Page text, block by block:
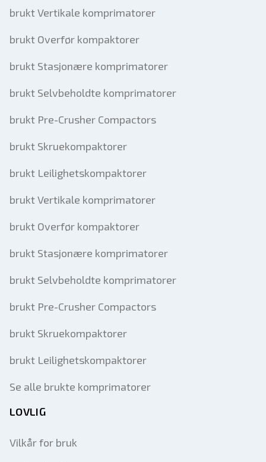
brukt Vertikale komprimatorer
brukt Overfør kompaktorer
brukt Stasjonære komprimatorer
brukt Selvbeholdte komprimatorer
brukt Pre-Crusher Compactors
brukt Skruekompaktorer
brukt Leilighetskompaktorer
brukt Vertikale komprimatorer
brukt Overfør kompaktorer
brukt Stasjonære komprimatorer
brukt Selvbeholdte komprimatorer
brukt Pre-Crusher Compactors
brukt Skruekompaktorer
brukt Leilighetskompaktorer
Se alle brukte komprimatorer
LOVLIG
Vilkår for bruk